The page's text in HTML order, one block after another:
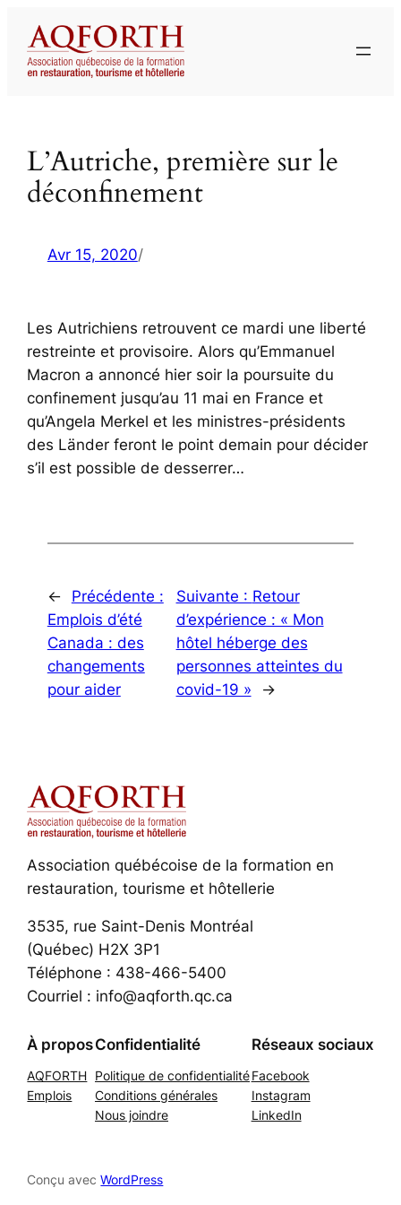
contenu
L’Autriche, première sur le
déconfinement
Avr 15, 2020/
Les Autrichiens retrouvent ce mardi une liberté
restreinte et provisoire. Alors qu’Emmanuel
Macron a annoncé hier soir la poursuite du
confinement jusqu’au 11 mai en France et
qu’Angela Merkel et les ministres-présidents
des Länder feront le point demain pour décider
s’il est possible de desserrer…
←
Précédente :
Emplois d’été
Canada : des
changements
pour aider
Suivante : Retour
d’expérience : « Mon
hôtel héberge des
personnes atteintes du
covid-19 »
→
Association québécoise de la formation en
restauration, tourisme et hôtellerie
3535, rue Saint-Denis Montréal
(Québec) H2X 3P1
Téléphone : 438-466-5400
Courriel : info@aqforth.qc.ca
À propos
AQFORTH
Emplois
Confidentialité
Politique de confidentialité
Conditions générales
Nous joindre
Réseaux sociaux
Facebook
Instagram
LinkedIn
Conçu avecWordPress